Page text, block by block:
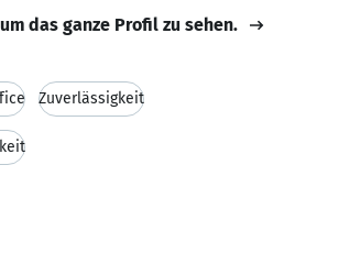
das ganze Profil zu sehen.
Zuverlässigkeit